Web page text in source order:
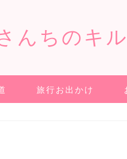
んちのキ
旅行お出かけ